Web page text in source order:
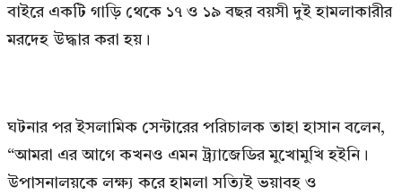
বাইরে একটি গাড়ি থেকে ১৭ ও ১৯ বছর বয়সী দুই হামলাকারীর
মরদেহ উদ্ধার করা হয়।
ঘটনার পর ইসলামিক সেন্টারের পরিচালক তাহা হাসান বলেন,
“আমরা এর আগে কখনও এমন ট্র্যাজেডির মুখোমুখি হইনি।
উপাসনালয়কে লক্ষ্য করে হামলা সত্যিই ভয়াবহ ও